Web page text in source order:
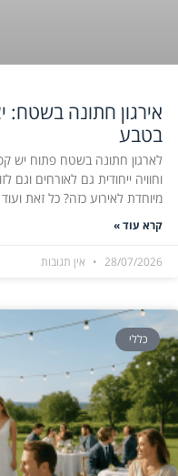
אירגון חתונה בשטח:
בטבע
לארגון חתונה בשטח פתוח יש
וחוויה ייחודית גם לאורחים וגם
מיוחדת לאירוע כזה? כל זאת
קרא עוד »
28/07/2026 אין תגובות
כללי